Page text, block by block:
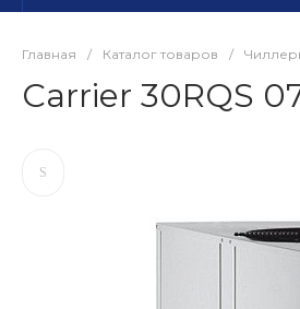
Главная / Каталог товаров /
Carrier 30RQS